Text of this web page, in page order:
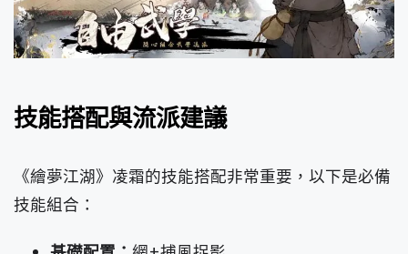
技能搭配與流派建議
《繪夢江湖》凌霜的技能搭配非常重要，以下是必備
技能組合：